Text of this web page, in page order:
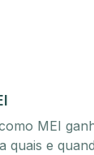
MEI
quais e